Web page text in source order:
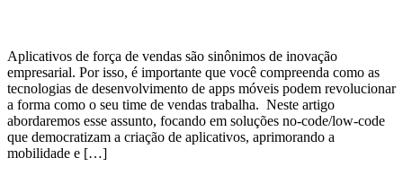
Aplicativos de força de vendas são sinônimos de inovação
empresarial. Por isso, é importante que você compreenda como as
tecnologias de desenvolvimento de apps móveis podem revolucionar
a forma como o seu time de vendas trabalha. Neste artigo
abordaremos esse assunto, focando em soluções no-code/low-code
que democratizam a criação de aplicativos, aprimorando a
mobilidade e […]